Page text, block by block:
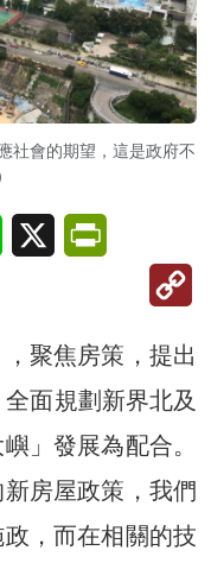
社會的期望，這是政府不
Line X
聚焦房策，提出
面規劃新界北及
」發展為配合。
房屋政策，我們
，而在相關的技